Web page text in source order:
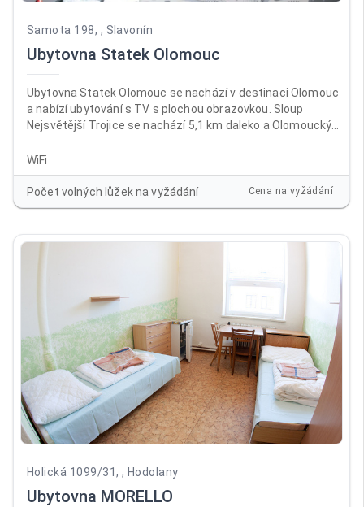
Samota 198, , Slavonín
Ubytovna Statek Olomouc
Ubytovna Statek Olomouc se nachází v destinaci Olomouc
a nabízí ubytování s TV s plochou obrazovkou. Sloup
Nejsvětější Trojice se nachází 5,1 km daleko a Olomoucký
prostorách a na místě je k dispozici soukromé parkoviště.
WiFi
Počet volných lůžek na vyžádání Cena na vyžádání
Holická 1099/31, , Hodolany
Ubytovna MORELLO